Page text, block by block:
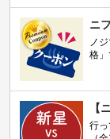
ニ
ノ
格」
【
行っ